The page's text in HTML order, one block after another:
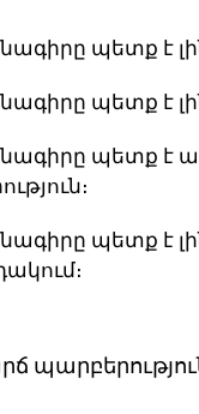
պետք է
պետք է
պետք է
։
պետք է
։